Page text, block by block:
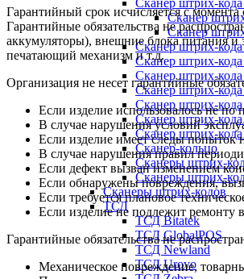
Сканер штрих-
Сканер
Сканер
Сканер штрих-
Сканер штрих-кода
Сканер штрих-
Сканер штрих-
Сканер штрих-кода
Сканер штрих-
Сканер штрих-
Сканер-кольцо
Сканеры штрих-
Сканеры штрих-
Сканеры штрих-кодов
ТСД
ТСД Bitatek
ТСД GlobalPOS
ТСД Newland
ТСД Urovo
Гарантийный срок исчисляется с момента
Гарантийные обязательства не
аккумуляторы), внешние блока питания
печатающий механизм и т.д.
Организация не несет гарантийные
Если изделие использовалось не по
В случае нарушения условий
Если изделие имеет следы попыток
В случае нарушения правил
Если дефект вызван изменением
Если обнаружены повреждения,
Если требуется плановое
Если изделие не подлежит ремонту
Гарантийные обязательства не
Механическое повреждение,